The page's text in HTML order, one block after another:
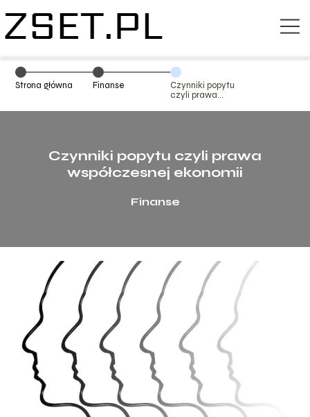
Strona główna Finanse
Czynniki popytu
czyli prawa
ekonomii
Czynniki popytu czyli prawa
współczesnej ekonomii
Finanse